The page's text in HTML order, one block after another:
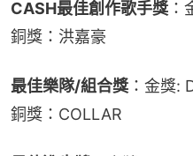
CASH最佳創作歌手獎
銅獎：洪嘉豪
最佳樂隊/組合獎 ：金獎:
銅獎：COLLAR